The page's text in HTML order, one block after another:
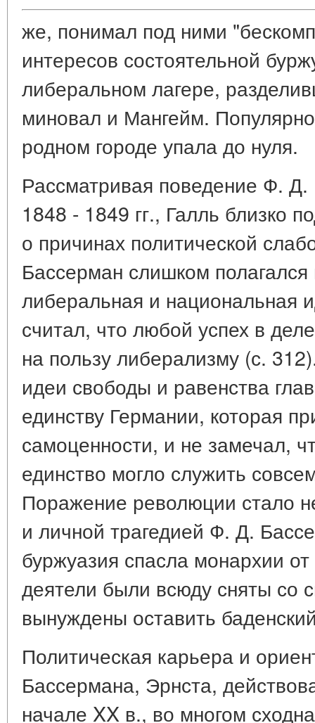
же, понимал под ними
интересов состоятельной
либеральном лагере,
миновал и Мангейм.
родном городе упала до нуля.
Рассматривая поведение Ф.
1848 - 1849 гг., Галль близко
о причинах политической
Бассерман слишком
либеральная и национальная
считал, что любой успех в
на пользу либерализму (с.
идеи свободы и равенства
единству Германии, которая
самоценности, и не замечал,
единство могло служить
Поражение революции стало
и личной трагедией Ф. Д.
буржуазия спасла монархии
деятели были всюду сняты со
вынуждены оставить
Политическая карьера и
Бассермана, Эрнста,
начале XX в., во многом